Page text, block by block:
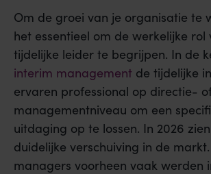
Om de groei van je organisatie te
het essentieel om de werkelijke rol
tijdelijke leider te begrijpen. In de
interim management de tijdelijke
ervaren professional op directie-
managementniveau om een
uitdaging op te lossen. In 2026
duidelijke verschuiving in de
managers voorheen vaak werden